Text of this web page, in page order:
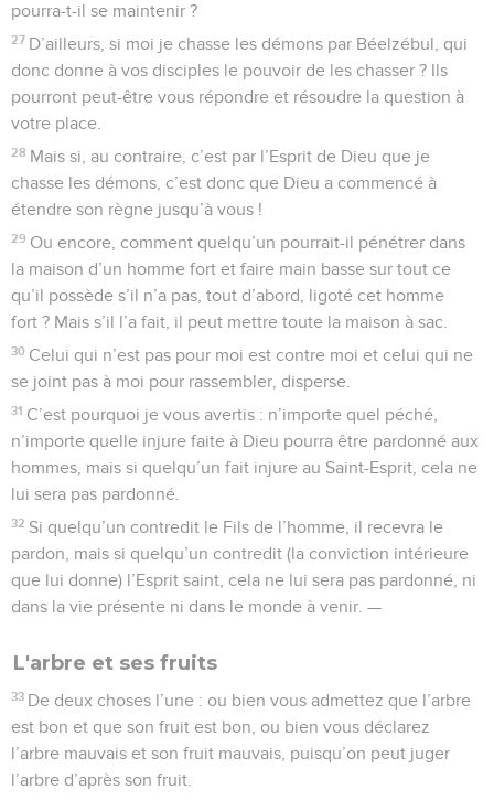
pourra-t-il se maintenir ?
27 D’ailleurs, si moi je chasse les démons par Béelzébul, qui
donc donne à vos disciples le pouvoir de les chasser ? Ils
pourront peut-être vous répondre et résoudre la question à
votre place.
28 Mais si, au contraire, c’est par l’Esprit de Dieu que je
chasse les démons, c’est donc que Dieu a commencé à
étendre son règne jusqu’à vous !
29 Ou encore, comment quelqu’un pourrait-il pénétrer dans
la maison d’un homme fort et faire main basse sur tout ce
qu’il possède s’il n’a pas, tout d’abord, ligoté cet homme
fort ? Mais s’il l’a fait, il peut mettre toute la maison à sac.
30 Celui qui n’est pas pour moi est contre moi et celui qui ne
se joint pas à moi pour rassembler, disperse.
31 C’est pourquoi je vous avertis : n’importe quel péché,
n’importe quelle injure faite à Dieu pourra être pardonné aux
hommes, mais si quelqu’un fait injure au Saint-Esprit, cela ne
lui sera pas pardonné.
32 Si quelqu’un contredit le Fils de l’homme, il recevra le
pardon, mais si quelqu’un contredit (la conviction intérieure
que lui donne) l’Esprit saint, cela ne lui sera pas pardonné, ni
dans la vie présente ni dans le monde à venir. —
L'arbre et ses fruits
33 De deux choses l’une : ou bien vous admettez que l’arbre
est bon et que son fruit est bon, ou bien vous déclarez
l’arbre mauvais et son fruit mauvais, puisqu’on peut juger
l’arbre d’après son fruit.